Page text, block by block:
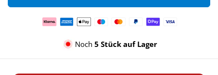
Zahlungsmethoden
Noch 5 Stück auf Lager